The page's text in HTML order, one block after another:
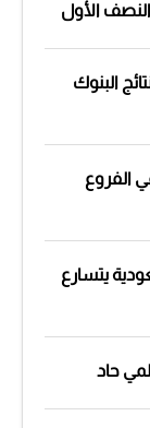
البنوك
الفروع
يتسارع
حاد